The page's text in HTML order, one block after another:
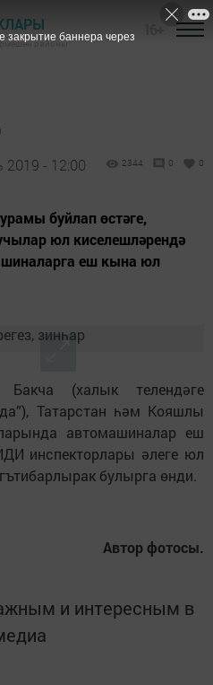
районы
2019 - 12:00 2344 0 0
буйлап өстәге,
юл киселешләрендә
еш кына юл
(халык телендәге
Татарстан һәм Кояшлы
автомашиналар еш
инспекторлары әлеге юл
булырга өнди.
Автор фотосы.
и интересным в
закрытие баннера через